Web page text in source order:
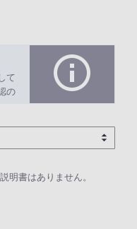
て
の
明書はありません。